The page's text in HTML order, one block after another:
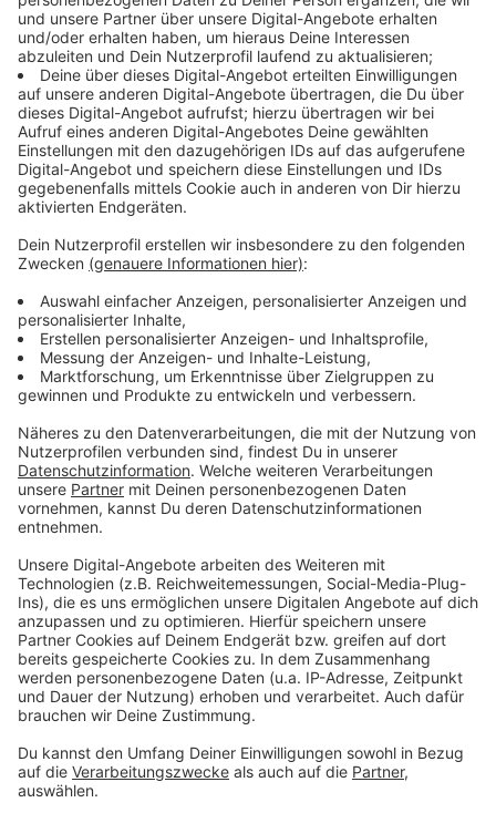
Heute (Sonntag, 14. Mai) gibt's dann den großen
Party-Höhepunkt: Den Aufstieg der Preußen in die
dritte Fußball-Liga feiert das Team gemeinsam mit
den Fans am „Meister-Sonntag“ - die Vorbereitungen
für den Rathaus-Empfang laufen auf Hochtouren.
Anzeige
©Münster Marketing
Von diesem Balkon des Stadtweinhauses aus jubelt
das Preußen-Team heute (14. Mai) den Fans auf dem
Prinzipalmarkt zu.
Anzeige
Oberbürgermeister Markus Lewe lädt den frisch
gebackenen Regionalliga-Meister heute zu sich ins
Rathaus ein. Die Preußen-Mannschaft wird diesmal
nicht, wie vor zwölf Jahren(Aufstieg in die dritte Liga)
im Autokorso zum Prinzipalmarkt fahren, sondern im
Doppeldecker-Bus. Der wird gegen halb zwölf, zwölf
am Preußenstadion losfahren - über Hammer Straße,
Ludgeri-Kreisel und Königsstraße zum Prinzipalmarkt.
Da wird der Bus dann um 12.30 Uhr von voraussichtlich
tausenden Fans erwartet. Standesgemäß werden sich
anschließend alle Spieler im Friedenssaal ins Goldene
Buch der Stadt eintragen. Anschließend - gegen 13.30
Uhr - darf sich die Mannschaft auf dem Rathaus-